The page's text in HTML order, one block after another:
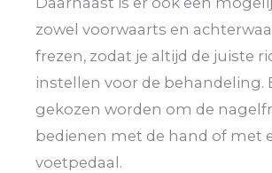
zowel voorwaarts en
frezen, zodat je altijd de juiste
instellen voor de behandeling.
gekozen worden om de
bedienen met de hand of met
voetpedaal.